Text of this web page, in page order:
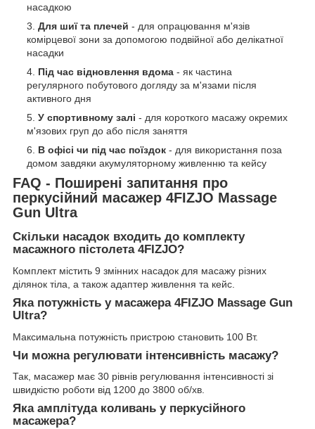
насадкою
Для шиї та плечей - для опрацювання м'язів
комірцевої зони за допомогою подвійної або делікатної
насадки
Під час відновлення вдома - як частина
регулярного побутового догляду за м'язами після
активного дня
У спортивному залі - для короткого масажу окремих
м'язових груп до або після заняття
В офісі чи під час поїздок - для використання поза
домом завдяки акумуляторному живленню та кейсу
FAQ - Поширені запитання про
перкусійний масажер 4FIZJO Massage
Gun Ultra
Скільки насадок входить до комплекту
масажного пістолета 4FIZJO?
Комплект містить 9 змінних насадок для масажу різних
ділянок тіла, а також адаптер живлення та кейс.
Яка потужність у масажера 4FIZJO Massage Gun
Ultra?
Максимальна потужність пристрою становить 100 Вт.
Чи можна регулювати інтенсивність масажу?
Так, масажер має 30 рівнів регулювання інтенсивності зі
швидкістю роботи від 1200 до 3800 об/хв.
Яка амплітуда коливань у перкусійного
масажера?